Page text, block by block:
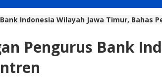
Indonesia Wilayah Jawa Timur, Bahas
Pengurus Bank